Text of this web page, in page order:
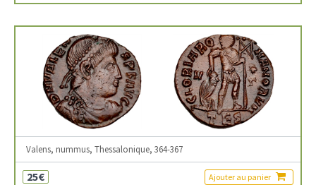
Valens, nummus, Thessalonique, 364-367
25€ Ajouter au panier